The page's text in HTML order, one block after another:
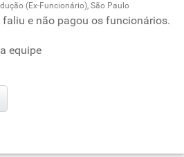
(Ex-Funcionário), São Paulo
e não pagou os funcionários.
equipe